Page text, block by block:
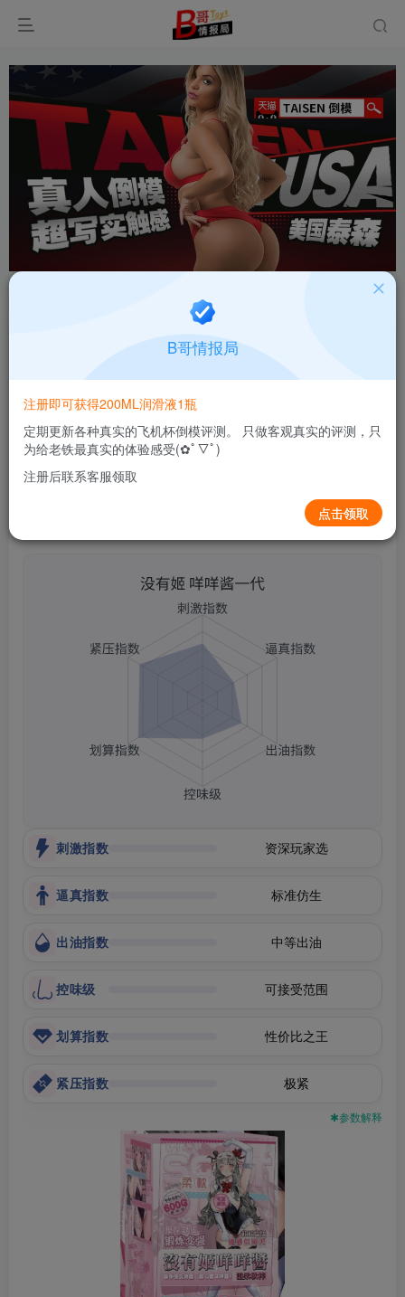
正文
国产没有姬咩咩酱一代软萌慢玩飞机杯深度测评报
B哥情报局-产品指南针
2个月前更新
0 56 11
刺激指数 资深玩家选
逼真指数 标准仿生
出油指数 中等出油
控味级 可接受范围
划算指数 性价比之王
紧压指数 极紧
✱参数解释
B哥情报局
注册即可获得200ML润滑液1瓶
定期更新各种真实的飞机杯倒模评测。 只做客观真实的评测，只
为给老铁最真实的体验感受(✿ﾟ▽ﾟ)
注册后联系客服领取
点击领取